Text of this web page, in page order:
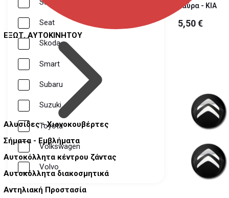
ΕΞΩΤ. ΑΥΤΟΚΙΝΗΤΟΥ
Αλυσίδες - Χιονοκουβέρτες
Σήματα - Εμβλήματα
Αυτοκόλλητα κέντρου ζάντας
Αυτοκόλλητα διακοσμητικά
Αντηλιακή Προστασία
Saab
Seat
Skoda
Smart
Subaru
Suzuki
Toyota
Volkswagen
Volvo
μαύρα - KIA
5,50 €